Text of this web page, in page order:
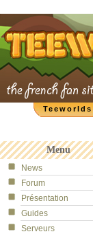
Teeworlds
Menu
News
Forum
Présentation
Guides
Serveurs